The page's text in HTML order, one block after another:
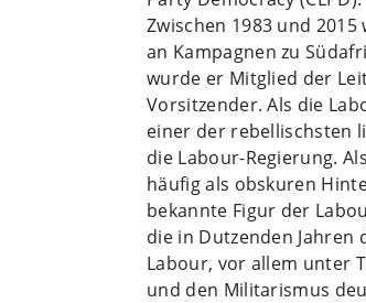
Zwischen 1983 und
an Kampagnen zu
wurde er Mitglied der
Vorsitzender. Als die
einer der rebellischsten
die Labour-Regierung.
häufig als obskuren
bekannte Figur der
die in Dutzenden Jahren
Labour, vor allem unter
und den Militarismus